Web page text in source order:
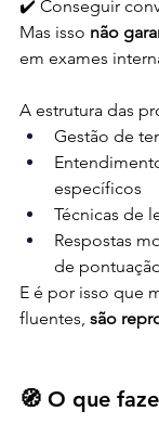
✔️ Conseguir
Mas isso não
em exames
A estrutura das
Gestão de
específicos
Técnicas de
Respostas
de
E é por isso que
fluentes, são
🧭 O que